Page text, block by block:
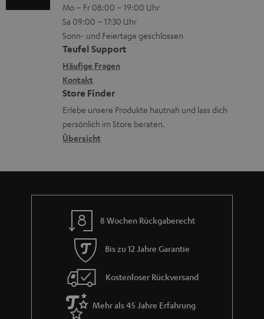
e
r
l
a
d
e
n
o
n
e
n
z
u
r
G
r
a
-
L
e
x
i
k
o
n
n
t
a
k
t
d
a
t
n
Mo – Fr 08:00 – 19:00 Uhr
Sa 09:00 – 17:30 Uhr
Sonn- und Feiertage geschlossen
Teufel Support
Häufige Fragen
Kontakt
Store Finder
Erlebe unsere Produkte hautnah und lass dich
persönlich im Store beraten.
Übersicht
8 Wochen Rückgaberecht
Bis zu 12 Jahre Garantie
Kostenloser Rückversand
Mehr als 45 Jahre Erfahrung